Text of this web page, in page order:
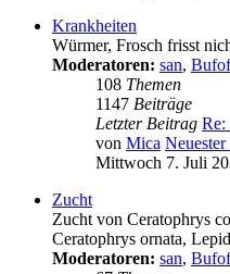
Krankheiten
Würmer, Frosch frisst
Moderatoren: san,
108 Themen
1147 Beiträge
Letzter Beitrag
von Mica
Mittwoch 7. Juli
Zucht
Zucht von Ceratophrys
Ceratophrys ornata,
Moderatoren: san,